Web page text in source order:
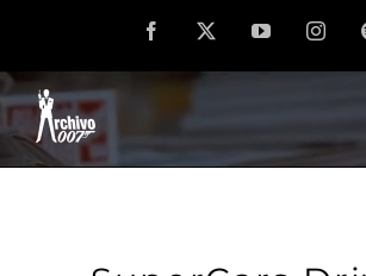
contenido
Facebook YouTube